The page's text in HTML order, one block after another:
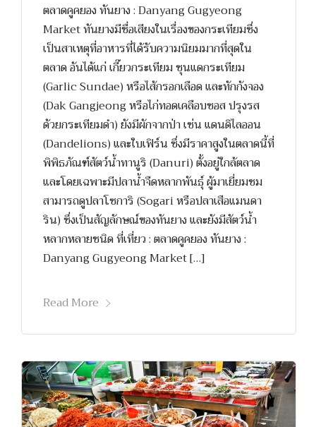
ตลาดคูคยอง ทันยาง : Danyang Gugyeong
Market ทันยางมีชื่อเสียงในเรื่องของกระเทียมซึ่ง
เป็นสาเหตุที่อาหารที่ได้รับความนิยมมากที่สุดใน
ตลาด อันได้แก่ เกี๊ยวกระเทียม ซุนแดกระเทียม
(Garlic Sundae) หรือไส้กรอกเลือด และทักกังจอง
(Dak Gangjeong หรือไก่ทอดเคลือบซอส ปรุงรส
ด้วยกระเทียมดำ) ยังมีผักจากป่า เช่น แดนดิไลออน
(Dandelions) และใบเฟิร์น ซึ่งมีราคาสูงในตลาดนี้ที่
พิพิธภัณฑ์สัตว์น้ำทานูริ (Danuri) ตั้งอยู่ใกล้ตลาด
และโดยเฉพาะมีปลาน้ำจืดหลากพันธุ์ ผู้มาเยี่ยมชม
สามารถดูปลาโซการิ (Sogari หรือปลาเสือแมนดา
ริน) ซึ่งเป็นสัญลักษณ์ของทันยาง และยังมีสัตว์น้ำ
หลากหลายชนิด ที่เที่ยว : ตลาดคูคยอง ทันยาง :
Danyang Gugyeong Market […]
Read More